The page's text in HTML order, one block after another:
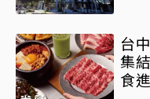
台
集
食